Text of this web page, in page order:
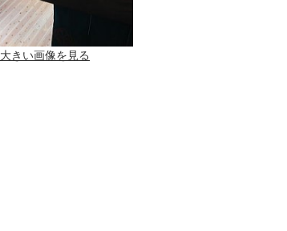
大きい画像を見る